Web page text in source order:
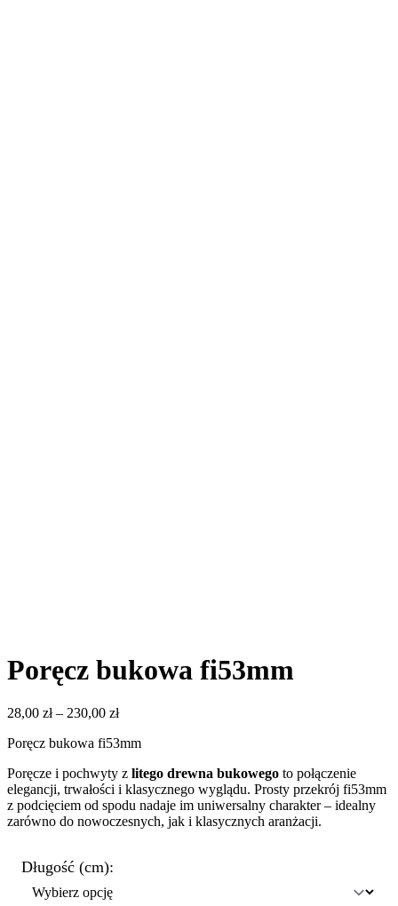
Poręcz bukowa fi53mm
28,00 zł– 230,00 zł
Poręcz bukowa fi53mm
Poręcze i pochwyty z litego drewna bukowego to połączenie
elegancji, trwałości i klasycznego wyglądu. Prosty przekrój fi53mm
z podcięciem od spodu nadaje im uniwersalny charakter – idealny
zarówno do nowoczesnych, jak i klasycznych aranżacji.
Długość (cm):